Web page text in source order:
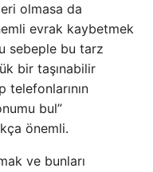
olmasa da
evrak kaybetmek
sebeple bu tarz
bir taşınabilir
bul”
önemli.
ve bunları